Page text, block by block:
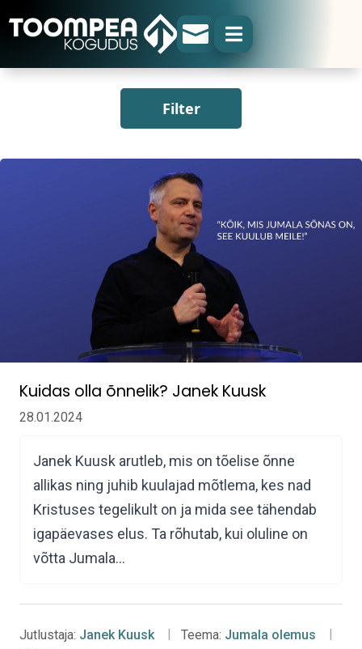
 
Filter
Kuidas olla õnnelik? Janek Kuusk
28.01.2024
Janek Kuusk arutleb, mis on tõelise õnne
allikas ning juhib kuulajad mõtlema, kes nad
Kristuses tegelikult on ja mida see tähendab
igapäevases elus. Ta rõhutab, kui oluline on
võtta Jumala…
Jutlustaja: Janek Kuusk Teema: Jumala olemus